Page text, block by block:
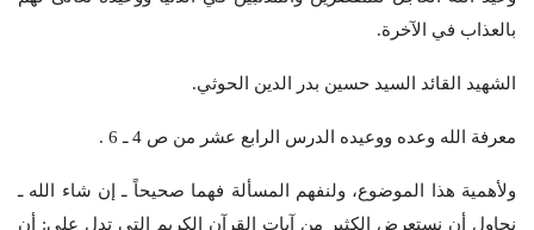
بالعذاب في الآخرة.
الشهيد القائد السيد حسين بدر الدين الحوثي.
معرفة الله وعده ووعيده الدرس الرابع عشر من ص 4 ـ 6 .
ولأهمية هذا الموضوع، ولنفهم المسألة فهما صحيحاً ـ إن شاء الله ـ
نحاول أن نستعرض الكثير من آيات القرآن الكريم التي تدل على: أن